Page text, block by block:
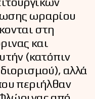
ωραρίου
στη
και
(κατόπιν
αλλά
περιήλθαν